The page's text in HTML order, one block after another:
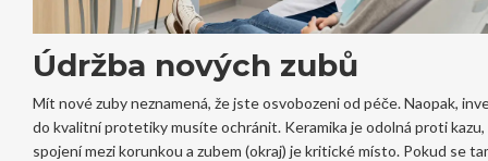
Údržba nových zubů
Mít nové zuby neznamená, že jste osvobozeni od péče. Naopak,
do kvalitní protetiky musíte ochránit. Keramika je odolná proti kazu,
spojení mezi korunkou a zubem (okraj) je kritické místo. Pokud se